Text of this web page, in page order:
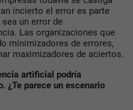
incierto el error es parte
un error de
Las organizaciones que
minimizadores de errores,
maximizadores de aciertos.
artificial podría
¿Te parece un escenario